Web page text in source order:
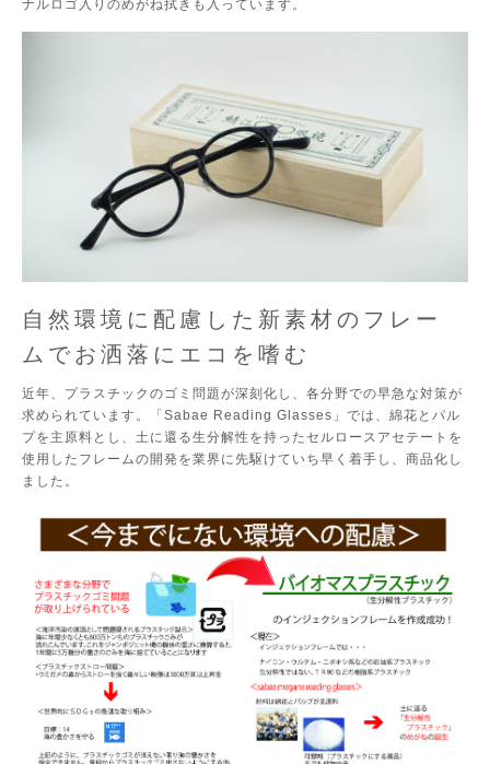
ナルロゴ入りのめがね拭きも入っています。
自然環境に配慮した新素材のフレー
ムでお洒落にエコを嗜む
近年、プラスチックのゴミ問題が深刻化し、各分野での早急な対策が
求められています。「Sabae Reading Glasses」では、綿花とパル
プを主原料とし、土に還る生分解性を持ったセルロースアセテートを
使用したフレームの開発を業界に先駆けていち早く着手し、商品化し
ました。